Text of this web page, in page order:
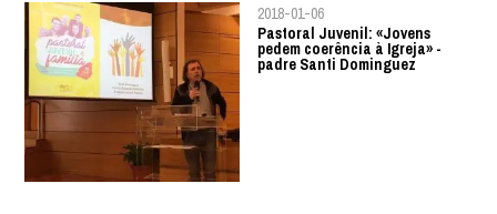
2018-01-06
Pastoral Juvenil: «Jovens
pedem coerência à Igreja» -
padre Santi Dominguez